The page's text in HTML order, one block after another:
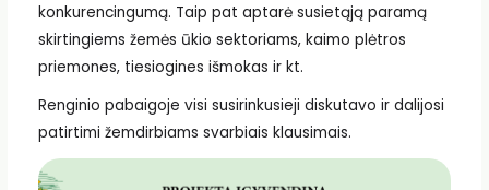
konkurencingumą. Taip pat aptarė susietąją paramą
skirtingiems žemės ūkio sektoriams, kaimo plėtros
priemones, tiesiogines išmokas ir kt.
Renginio pabaigoje visi susirinkusieji diskutavo ir dalijosi
patirtimi žemdirbiams svarbiais klausimais.